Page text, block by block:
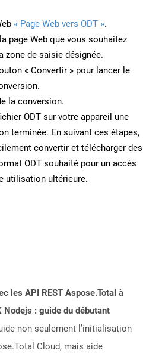
« Page Web vers ODT ».
la page Web que vous souhaitez
zone de saisie désignée.
« Convertir » pour lancer le
la conversion.
ODT sur votre appareil une
terminée. En suivant ces étapes,
convertir et télécharger des
ODT souhaité pour un accès
utilisation ultérieure.
les API REST Aspose.Total à
Nodejs : guide du débutant
non seulement l’initialisation
Cloud, mais aide